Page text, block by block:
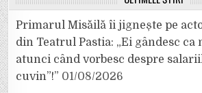
Primarul Misăilă îi jignește pe
din Teatrul Pastia: „Ei gândesc
atunci când vorbesc despre
cuvin”!” 01/08/2026